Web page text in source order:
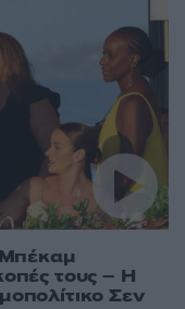
Μπέκαμ
τους – Η
Σεν